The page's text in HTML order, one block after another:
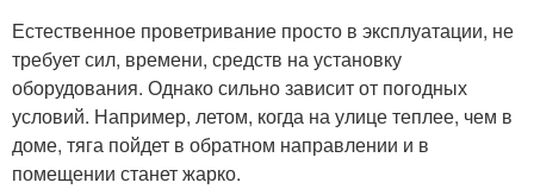
Естественное проветривание просто в эксплуатации, не
требует сил, времени, средств на установку
оборудования. Однако сильно зависит от погодных
условий. Например, летом, когда на улице теплее, чем в
доме, тяга пойдет в обратном направлении и в
помещении станет жарко.